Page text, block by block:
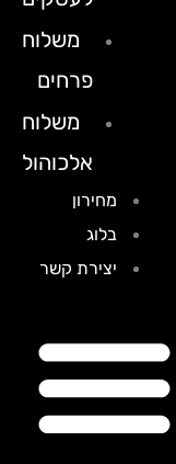
משלוח
פרחים
משלוח
אלכוהול
מחירון
בלוג
יצירת קשר